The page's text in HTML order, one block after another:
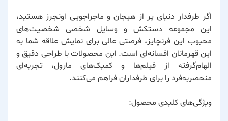
اگر طرفدار دنیای پر از هیجان و ماجراجویی اونجرز هستید،
این مجموعه دستکش و وسایل شخصی شخصیت‌های
محبوب این فرنچایز، فرصتی عالی برای نمایش علاقه شما به
این قهرمانان افسانه‌ای است. این محصولات با طراحی دقیق و
الهام‌گرفته از فیلم‌ها و کمیک‌های مارول، تجربه‌ای
منحصربه‌فرد را برای طرفداران فراهم می‌کنند.
ویژگی‌های کلیدی محصول: